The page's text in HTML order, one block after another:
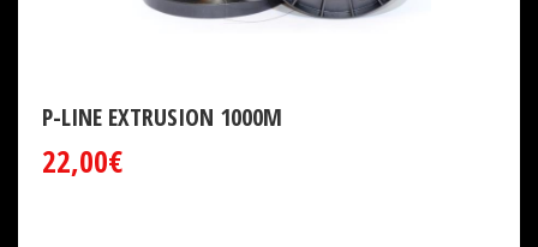
P-LINE EXTRUSION 1000M
22,00€